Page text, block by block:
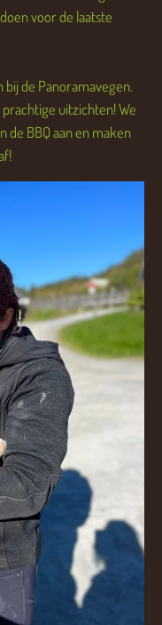
voor de laatste
bij de Panoramavegen.
uitzichten! We
de BBQ aan en maken